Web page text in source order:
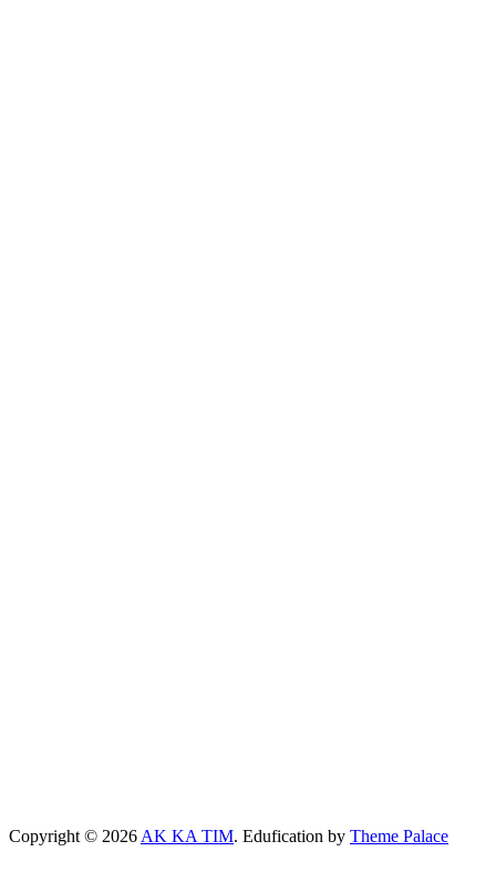
Copyright © 2026 AK KA TIM. Edufication by Theme Palace